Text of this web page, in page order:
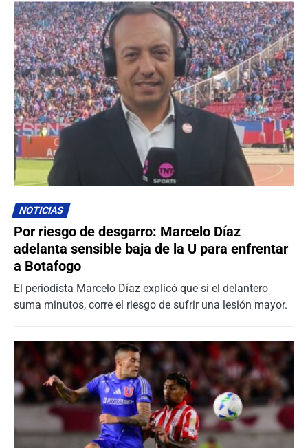
NOTICIAS
Por riesgo de desgarro: Marcelo Díaz
adelanta sensible baja de la U para enfrentar
a Botafogo
El periodista Marcelo Díaz explicó que si el delantero
suma minutos, corre el riesgo de sufrir una lesión mayor.